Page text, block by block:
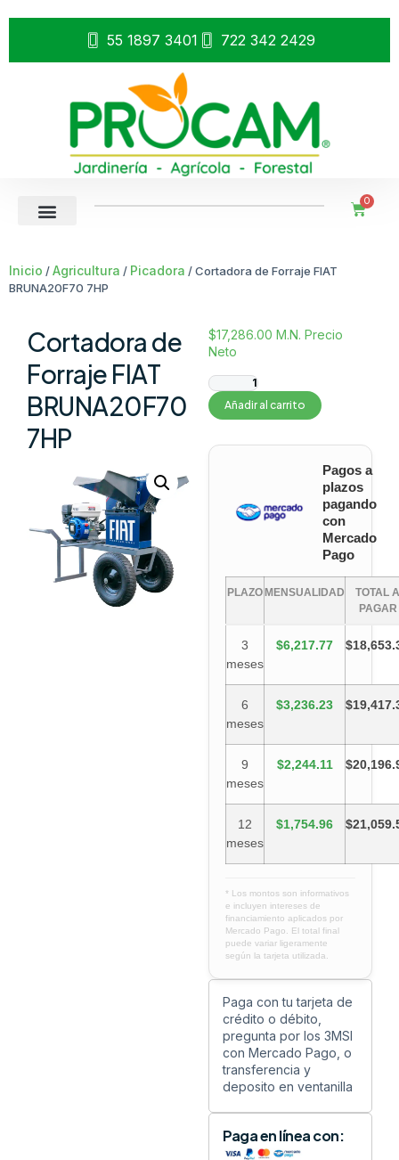
55 1897 3401 722 342 2429
0
Inicio /Agricultura / Picadora / Cortadora de Forraje FIAT
BRUNA20F70 7HP
Cortadora de
Forraje FIAT
BRUNA20F70
7HP
$17,286.00 M.N. Precio
Neto
Añadir al carrito
Pagos a
plazos
pagando
con
Mercado
Pago
PLAZO MENSUALIDAD
TOTAL A
PAGAR
3
meses
$6,217.77
6
meses
$3,236.23
9
meses
$2,244.11
12
meses
$1,754.96
* Los montos son informativos
e incluyen intereses de
financiamiento aplicados por
Mercado Pago. El total final
puede variar ligeramente
según la tarjeta utilizada.
Paga con tu tarjeta de
crédito o débito,
pregunta por los 3MSI
con Mercado Pago, o
transferencia y
deposito en ventanilla
Paga en línea con: